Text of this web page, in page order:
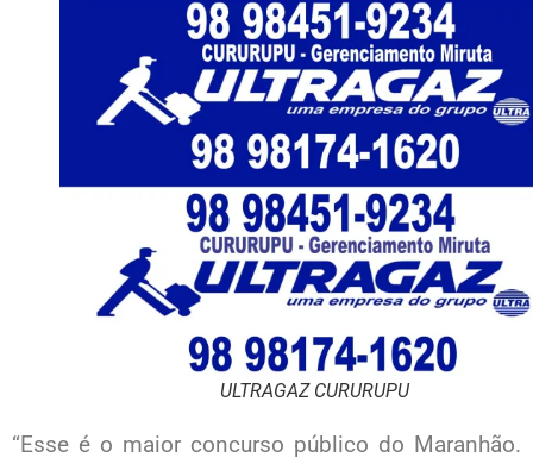
ULTRAGAZ CURURUPU
“Esse é o maior concurso público do Maranhão.